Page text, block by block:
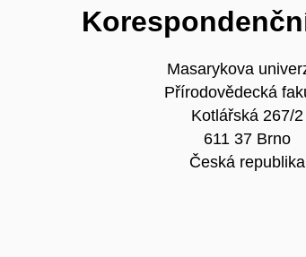
Masarykova
Přírodovědecká
Kotlářská 267/2
611 37 Brno
Česká republika